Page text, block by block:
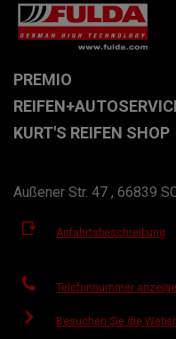
PREMIO
KURT'S REIFEN SHOP
Außener Str. 47 , 66839
Anfahrtsbeschreibung
Telefonnummer
Besuchen Sie die